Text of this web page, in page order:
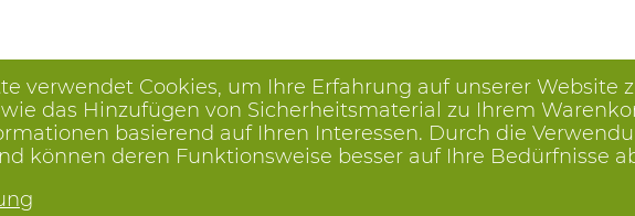
verwendet Cookies, um Ihre Erfahrung auf unserer Website
das Hinzufügen von Sicherheitsmaterial zu Ihrem
basierend auf Ihren Interessen. Durch die
können deren Funktionsweise besser auf Ihre Bedürfnisse